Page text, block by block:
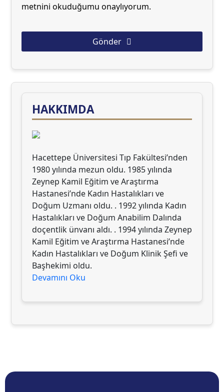
metnini okuduğumu onaylıyorum.
Gönder
blank
HAKKIMDA
Hacettepe Üniversitesi Tıp Fakültesi’nden
1980 yılında mezun oldu. 1985 yılında
Zeynep Kamil Eğitim ve Araştırma
Hastanesi’nde Kadın Hastalıkları ve
Doğum Uzmanı oldu. . 1992 yılında Kadın
Hastalıkları ve Doğum Anabilim Dalında
doçentlik ünvanı aldı. . 1994 yılında Zeynep
Kamil Eğitim ve Araştırma Hastanesi’nde
Kadın Hastalıkları ve Doğum Klinik Şefi ve
Başhekimi oldu.
Devamını Oku